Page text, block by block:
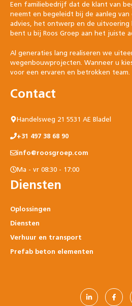
Een familiebedrijf dat de klant van
neemt en begeleidt bij de aanleg van
advies, het ontwerp en de uitvoering
bent u bij Roos Groep aan het juiste
Al generaties lang realiseren we
wegenbouwprojecten. Wanneer u
voor een ervaren en betrokken team.
Contact
Handelsweg 21 5531 AE Bladel
+31 497 38 68 90
info@roosgroep.com
Ma - vr 08:30 - 17:00
Diensten
Oplossingen
Diensten
Verhuur en transport
Prefab beton elementen